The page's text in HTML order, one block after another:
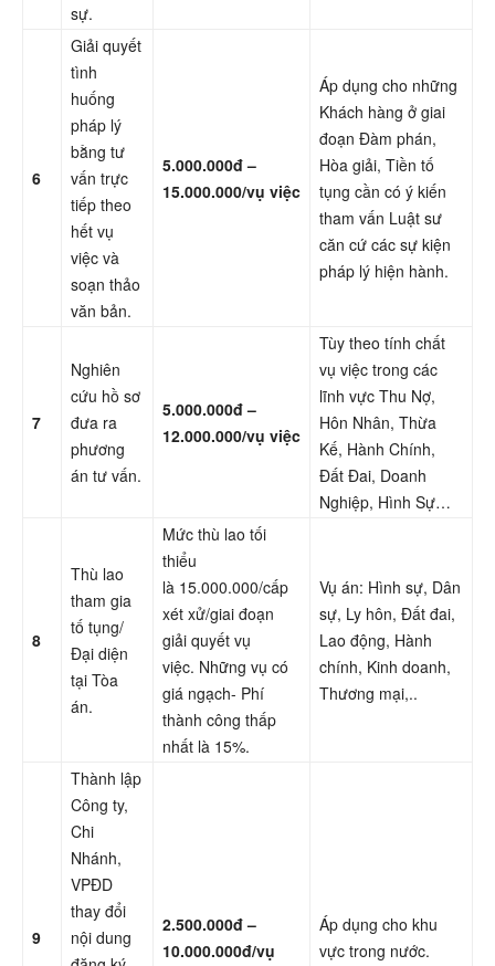
sự.
6
Giải quyết
tình
huống
pháp lý
bằng tư
vấn trực
tiếp theo
hết vụ
việc và
soạn thảo
văn bản.
5.000.000đ –
15.000.000/vụ việc
Áp dụng cho những
Khách hàng ở giai
đoạn Đàm phán,
Hòa giải, Tiền tố
tụng cần có ý kiến
tham vấn Luật sư
căn cứ các sự kiện
pháp lý hiện hành.
7
Nghiên
cứu hồ sơ
đưa ra
phương
án tư vấn.
5.000.000đ –
12.000.000/vụ việc
Tùy theo tính chất
vụ việc trong các
lĩnh vực Thu Nợ,
Hôn Nhân, Thừa
Kế, Hành Chính,
Đất Đai, Doanh
Nghiệp, Hình Sự…
8
Thù lao
tham gia
tố tụng/
Đại diện
tại Tòa
án.
Mức thù lao tối
thiểu
là 15.000.000/cấp
xét xử/giai đoạn
giải quyết vụ
việc. Những vụ có
giá ngạch- Phí
thành công thấp
nhất là 15%.
Vụ án: Hình sự, Dân
sự, Ly hôn, Đất đai,
Lao động, Hành
chính, Kinh doanh,
Thương mại,..
9
Thành lập
Công ty,
Chi
Nhánh,
VPĐD
thay đổi
nội dung
2.500.000đ –
10.000.000đ/vụ
Áp dụng cho khu
vực trong nước.